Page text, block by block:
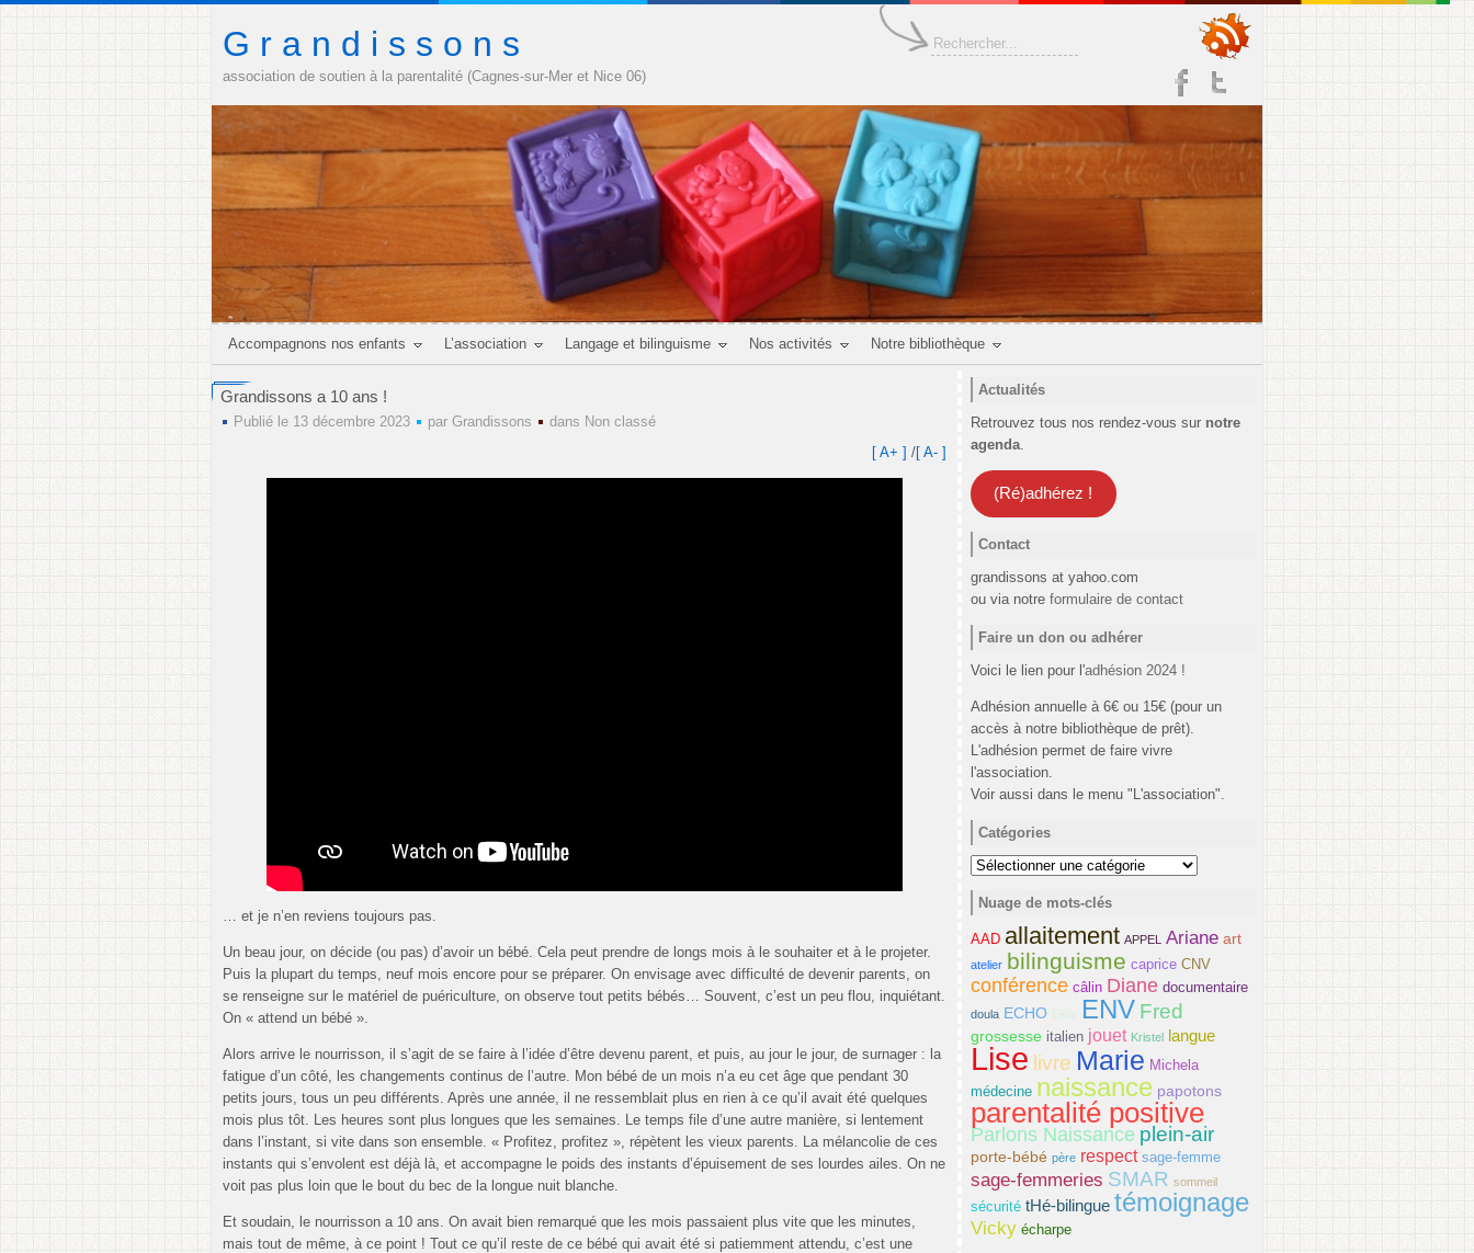
G r a n d i s s o n s
association de soutien à la parentalité (Cagnes-sur-Mer et Nice 06)
Accompagnons nos enfants L’association Langage et bilinguisme Nos activités Notre bibliothèque
Grandissons a 10 ans !
Publié le 13 décembre 2023 par Grandissons dans Non classé
[ A+ ] /[ A- ]
… et je n’en reviens toujours pas.
Un beau jour, on décide (ou pas) d’avoir un bébé. Cela peut prendre de longs mois à le souhaiter et à le projeter.
Puis la plupart du temps, neuf mois encore pour se préparer. On envisage avec difficulté de devenir parents, on
se renseigne sur le matériel de puériculture, on observe tout petits bébés… Souvent, c’est un peu flou, inquiétant.
On « attend un bébé ».
Alors arrive le nourrisson, il s’agit de se faire à l’idée d’être devenu parent, et puis, au jour le jour, de surnager : la
fatigue d’un côté, les changements continus de l’autre. Mon bébé de un mois n’a eu cet âge que pendant 30
petits jours, tous un peu différents. Après une année, il ne ressemblait plus en rien à ce qu’il avait été quelques
mois plus tôt. Les heures sont plus longues que les semaines. Le temps file d’une autre manière, si lentement
dans l’instant, si vite dans son ensemble. « Profitez, profitez », répètent les vieux parents. La mélancolie de ces
instants qui s’envolent est déjà là, et accompagne le poids des instants d’épuisement de ses lourdes ailes. On ne
voit pas plus loin que le bout du bec de la longue nuit blanche.
Et soudain, le nourrisson a 10 ans. On avait bien remarqué que les mois passaient plus vite que les minutes,
mais tout de même, à ce point ! Tout ce qu’il reste de ce bébé qui avait été si patiemment attendu, c’est une
Actualités
Retrouvez tous nos rendez-vous sur notre
agenda.
(Ré)adhérez !
Contact
grandissons at yahoo.com
ou via notre formulaire de contact
Faire un don ou adhérer
Voici le lien pour l'adhésion 2024 !
Adhésion annuelle à 6€ ou 15€ (pour un
accès à notre bibliothèque de prêt).
L'adhésion permet de faire vivre
l'association.
Voir aussi dans le menu "L'association".
Catégories
Catégories
Nuage de mots-clés
AAD allaitement APPEL Ariane art
atelier bilinguisme caprice CNV
conférence câlin Diane documentaire
doula ECHO ENV Fred
grossesse italien jouet Kristel langue
Lise livre Marie Michela
médecine naissance papotons
parentalité positive
Parlons Naissance plein-air
porte-bébé père respect sage-femme
sage-femmeries SMAR sommeil
sécurité tHé-bilingue témoignage
Vicky écharpe